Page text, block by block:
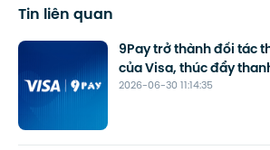
Tin liên quan
2026-06-30 11:14:35
9Pay trở thành đối tác
của Visa, thúc đẩy
lịch